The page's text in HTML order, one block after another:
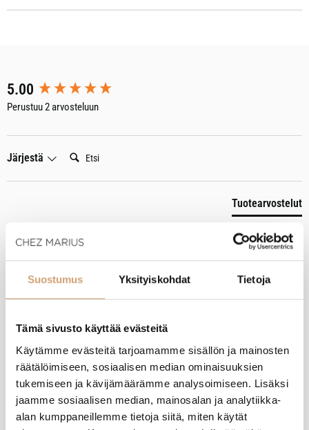
Suostumus Yksityiskohdat Tietoja
Tämä sivusto käyttää evästeitä
Käytämme evästeitä tarjoamamme sisällön ja mainosten
räätälöimiseen, sosiaalisen median ominaisuuksien
tukemiseen ja kävijämäärämme analysoimiseen. Lisäksi
jaamme sosiaalisen median, mainosalan ja analytiikka-
alan kumppaneillemme tietoja siitä, miten käytät
5.00
Perustuu 2 arvosteluun
Järjestä
Tuotearvostelut
A
Varmistettu ostaja
Helsinki, FI
APS voikupu neliö
Täydellisen kokoinen voipurkki arkiseen käyttöön.
Kaunis ja tyylikäs.
New content loaded